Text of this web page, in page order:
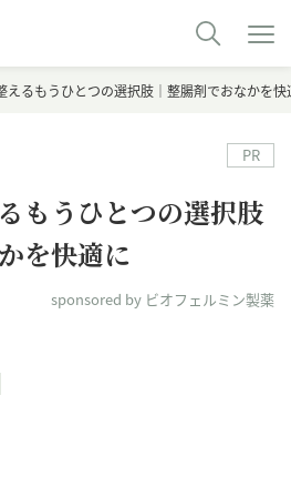
えるもうひとつの選択肢｜整腸剤でおなかを快
もうひとつの選択肢
を快適に
sponsored by ビオフェルミン製薬
PR